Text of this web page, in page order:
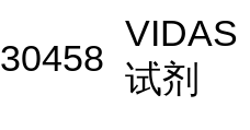
30458
VIDAS
试剂